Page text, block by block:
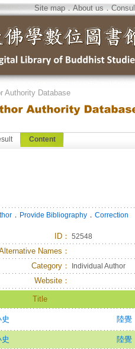
Site map．About us．
Authority Database
Content
． Provide Bibliography． Correction
ID： 52548
Names：
Category：
Individual Author
Website：
Title
陸覺
陸覺